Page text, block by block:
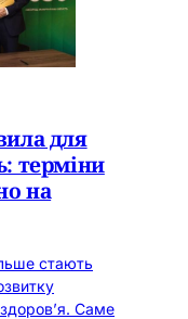
для
терміни
на
стають
Саме